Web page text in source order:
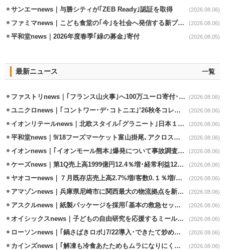
サンエーnews｜与勝シティが｢ZEB Ready｣認証を取得 (2026.08.06)
ファミマnews｜こども食堂の｢今｣を社会へ発信する新プロジェクト始動 (2026.08.06)
平和堂news｜2026年度春季｢緑の募金｣寄付 (2026.08.05)
最新ニュース 一覧
ファストリnews｜｢フランス山火事｣へ100万ユーロ寄付･衣料5万点も提供 (2026.08.06)
ユニクロnews｜｢コントワー･デ･コトニエ｣’26秋冬コレクション8/28発売 (2026.08.06)
イオンリテールnews｜北欧スタイル｢グラニート｣日本１号店を自由が丘に開業 (2026.08.06)
平和堂news｜9/18フーズマーケット富山掛尾､アクロスプラザ内に出店 (2026.08.06)
イオンnews｜｢イオンモール熊本｣爆発について事故調査委員会設置 (2026.08.06)
ケーズnews｜第1Q売上高1999億円12.4％増･経常利益125.0%増 (2026.08.06)
ヤオコーnews｜７月既存店売上高2.7%増/客数0.１％増/客単価2.6％増 (2026.08.06)
アマゾンnews｜兵庫県尼崎市に関西最大の物流拠点を新設・市内2拠点目 (2026.08.06)
アスクルnews｜紙製パッケージを採用｢基本の救急セット｣8/5発売 (2026.08.06)
オイシックスnews｜子どもの自由研究を応援するミールキット8/6発売 (2026.08.06)
ローソンnews｜｢鍋さばきロボ｣7/22導入･できたて炒めメニューを提供 (2026.08.06)
カインズnews｜｢解凍も冷食あたためもムラになりにくいフラットレンジ｣発売 (2026.08.06)